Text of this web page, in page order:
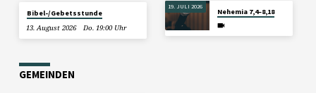
Bibel-/Gebetsstunde
13. August 2026
Do. 19:00 Uhr
19. JULI 2026
Nehemia 7,4–8,18
GEMEINDEN